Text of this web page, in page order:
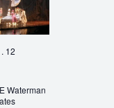
12
Waterman